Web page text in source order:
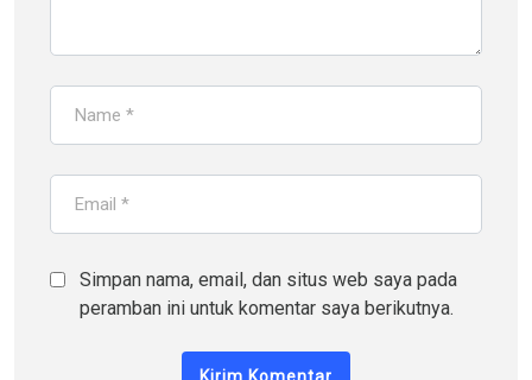
Simpan nama, email, dan situs web saya pada
peramban ini untuk komentar saya berikutnya.